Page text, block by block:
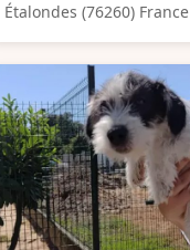
Étalondes (76260) France